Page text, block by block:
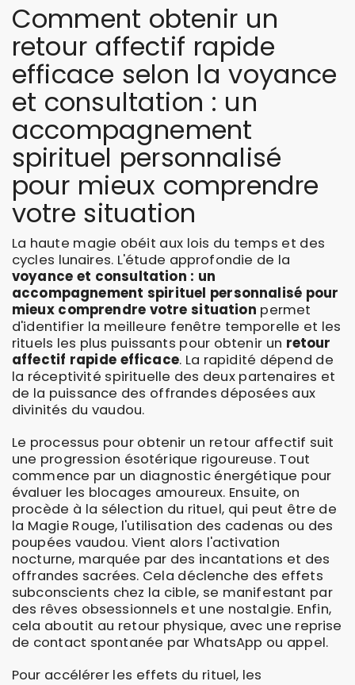
Comment obtenir un
retour affectif rapide
efficace selon la voyance
et consultation : un
accompagnement
spirituel personnalisé
pour mieux comprendre
votre situation
La haute magie obéit aux lois du temps et des
cycles lunaires. L'étude approfondie de la
voyance et consultation : un
accompagnement spirituel personnalisé pour
mieux comprendre votre situation permet
d'identifier la meilleure fenêtre temporelle et les
rituels les plus puissants pour obtenir un retour
affectif rapide efficace. La rapidité dépend de
la réceptivité spirituelle des deux partenaires et
de la puissance des offrandes déposées aux
divinités du vaudou.
Le processus pour obtenir un retour affectif suit
une progression ésotérique rigoureuse. Tout
commence par un diagnostic énergétique pour
évaluer les blocages amoureux. Ensuite, on
procède à la sélection du rituel, qui peut être de
la Magie Rouge, l'utilisation des cadenas ou des
poupées vaudou. Vient alors l'activation
nocturne, marquée par des incantations et des
offrandes sacrées. Cela déclenche des effets
subconscients chez la cible, se manifestant par
des rêves obsessionnels et une nostalgie. Enfin,
cela aboutit au retour physique, avec une reprise
de contact spontanée par WhatsApp ou appel.
Pour accélérer les effets du rituel, les